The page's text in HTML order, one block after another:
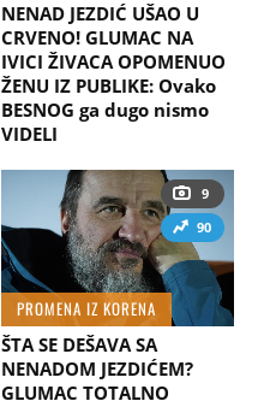
NENAD JEZDIĆ UŠAO U
CRVENO! GLUMAC NA
IVICI ŽIVACA OPOMENUO
ŽENU IZ PUBLIKE: Ovako
BESNOG ga dugo nismo
VIDELI
9
90
PROMENA IZ KORENA
ŠTA SE DEŠAVA SA
NENADOM JEZDIĆEM?
GLUMAC TOTALNO